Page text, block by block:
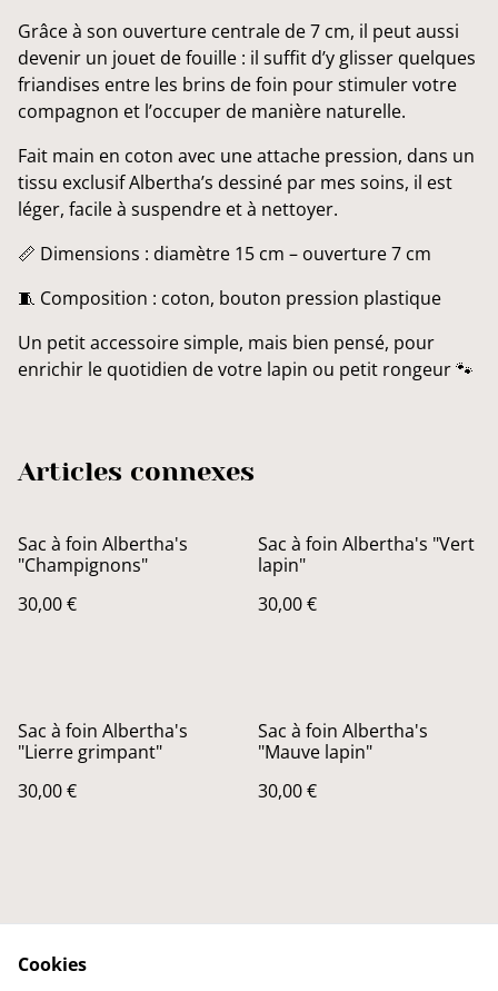
Grâce à son ouverture centrale de 7 cm, il peut aussi
devenir un jouet de fouille : il suffit d’y glisser quelques
friandises entre les brins de foin pour stimuler votre
compagnon et l’occuper de manière naturelle.
Fait main en coton avec une attache pression, dans un
tissu exclusif Albertha’s dessiné par mes soins, il est
léger, facile à suspendre et à nettoyer.
📏 Dimensions : diamètre 15 cm – ouverture 7 cm
🧵 Composition : coton, bouton pression plastique
Un petit accessoire simple, mais bien pensé, pour
enrichir le quotidien de votre lapin ou petit rongeur 🐾
Articles connexes
Sac à foin Albertha's
"Champignons"
30,00 €
Sac à foin Albertha's "Vert
lapin"
30,00 €
Sac à foin Albertha's
"Lierre grimpant"
30,00 €
Sac à foin Albertha's
"Mauve lapin"
30,00 €
Cookies